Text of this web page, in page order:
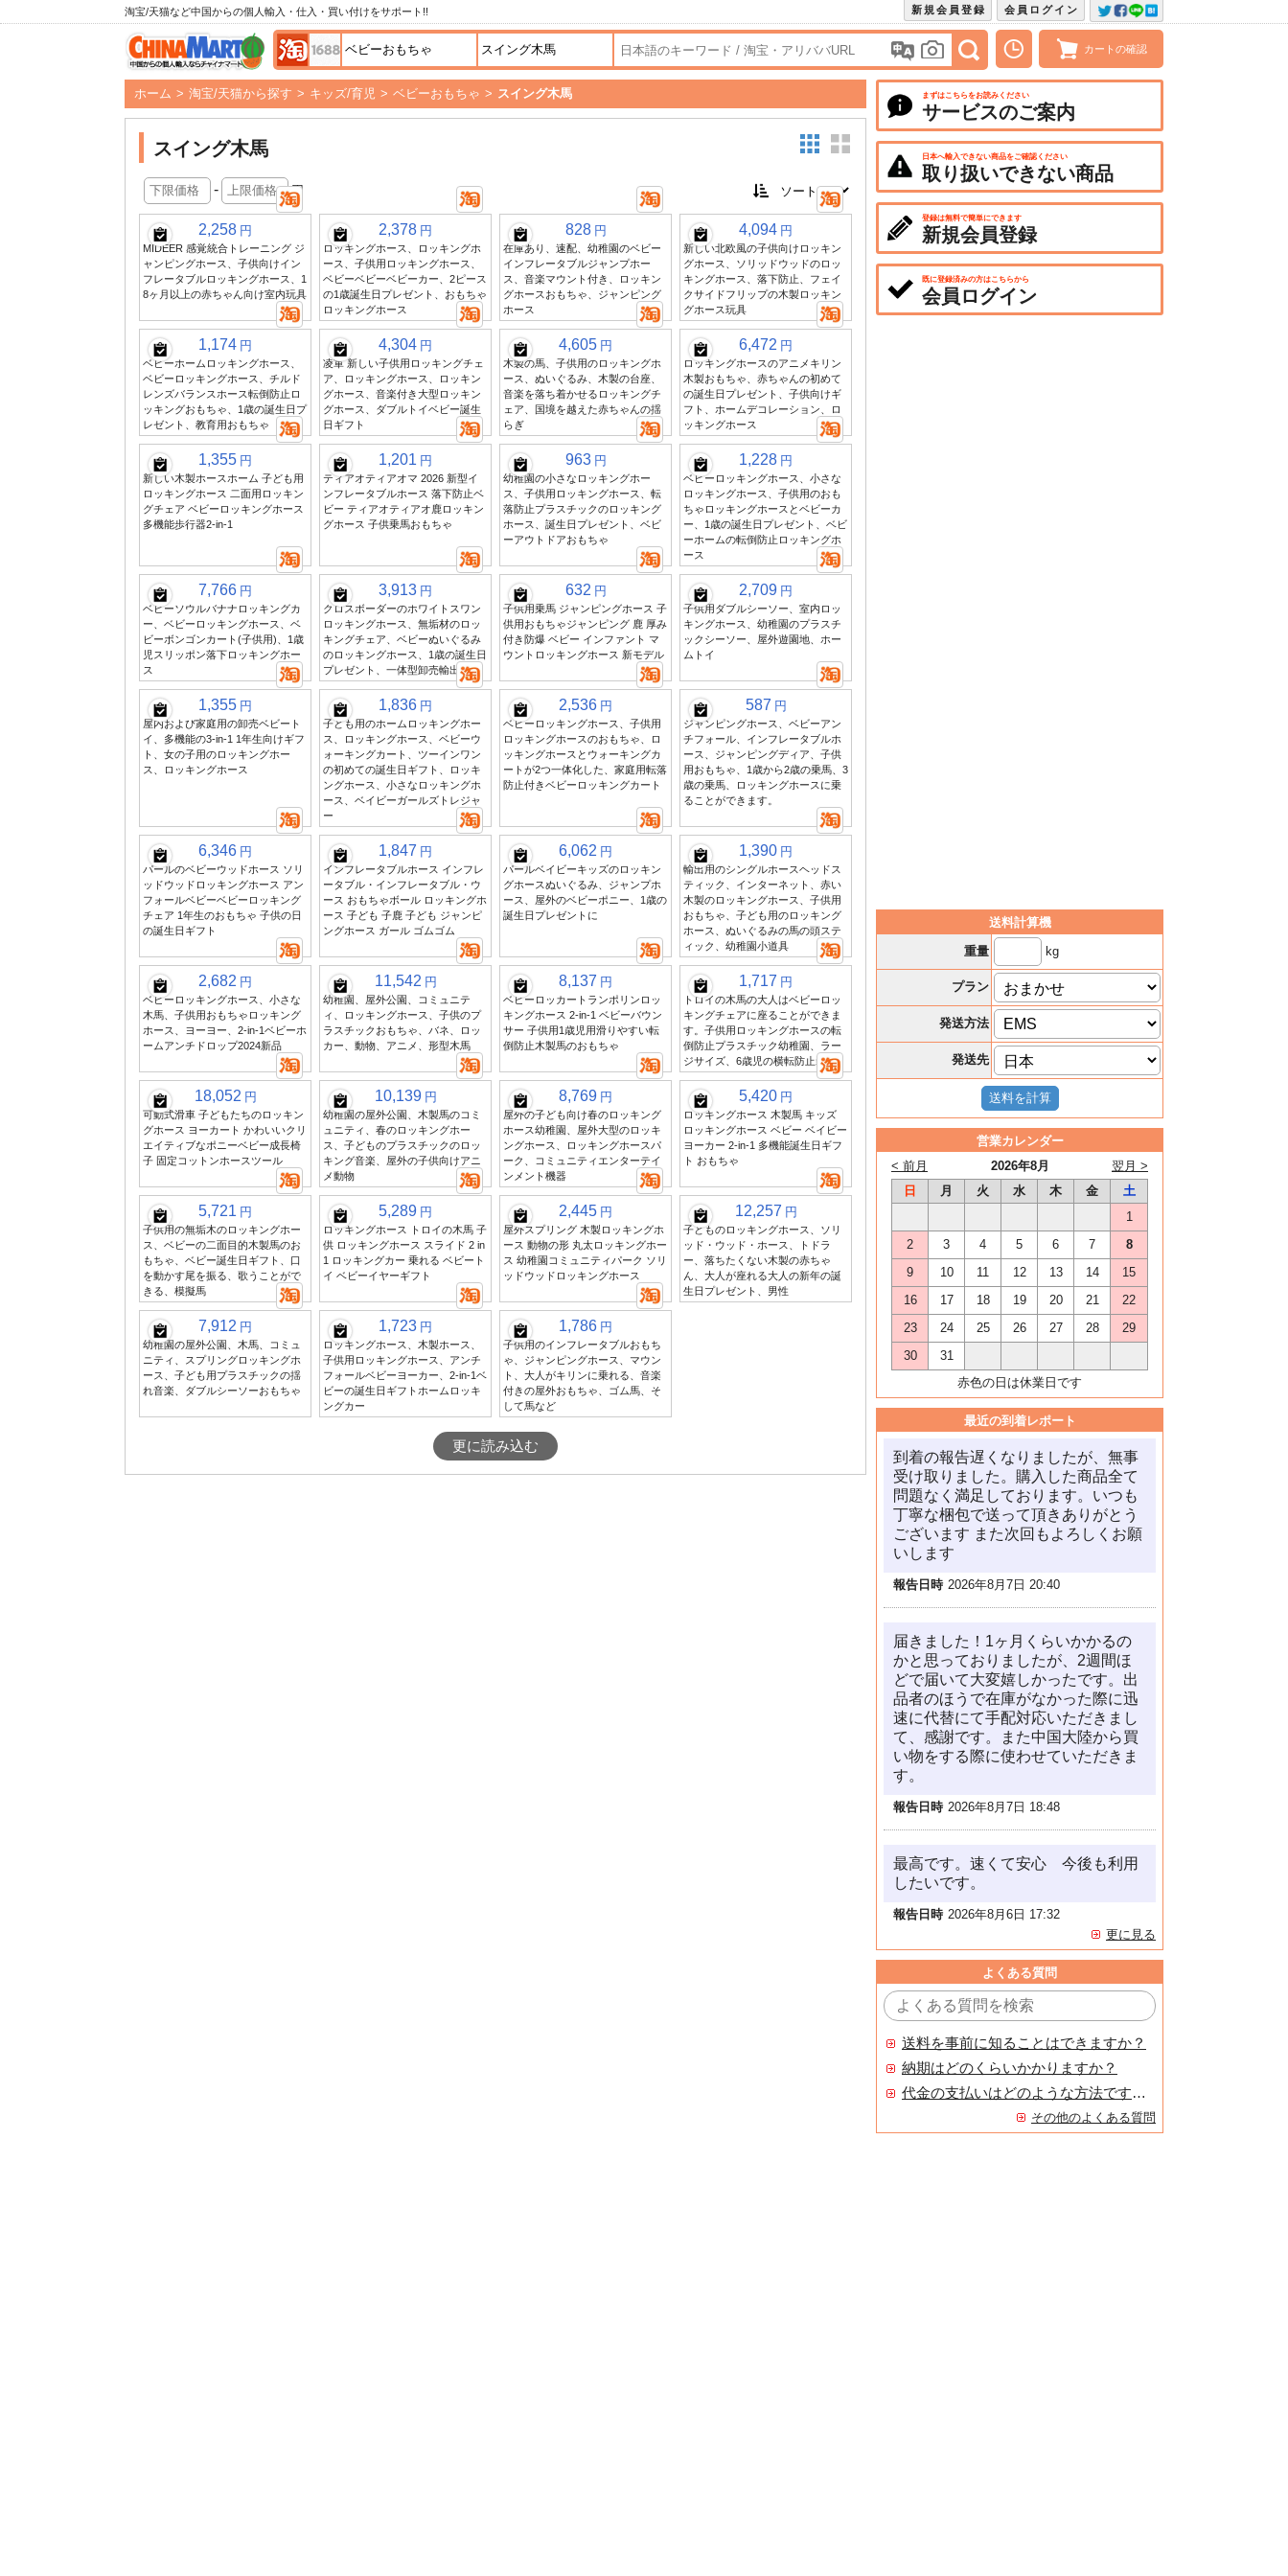
淘宝/天猫など中国からの個人輸入・仕入・買い付けをサポート!! 会員ログイン
新規会員登録
カートの確認
ホーム > 淘宝/天猫から探す > キッズ/育児 > ベビーおもちゃ > スイング木馬
スイング木馬
- 円
2,258 円
MIDEER 感覚統合トレーニング ジ
ャンピングホース、子供向けイン
フレータブルロッキングホース、1
8ヶ月以上の赤ちゃん向け室内玩具
2,378 円
ロッキングホース、ロッキングホ
ース、子供用ロッキングホース、
ベビーベビーベビーカー、2ピース
の1歳誕生日プレゼント、おもちゃ
ロッキングホース
828 円
在庫あり、速配、幼稚園のベビー
インフレータブルジャンプホー
ス、音楽マウント付き、ロッキン
グホースおもちゃ、ジャンピング
ホース
4,094 円
新しい北欧風の子供向けロッキン
グホース、ソリッドウッドのロッ
キングホース、落下防止、フェイ
クサイドフリップの木製ロッキン
グホース玩具
1,174 円
ベビーホームロッキングホース、
ベビーロッキングホース、チルド
レンズバランスホース転倒防止ロ
ッキングおもちゃ、1歳の誕生日プ
レゼント、教育用おもちゃ
4,304 円
凌軍 新しい子供用ロッキングチェ
ア、ロッキングホース、ロッキン
グホース、音楽付き大型ロッキン
グホース、ダブルトイベビー誕生
日ギフト
4,605 円
木製の馬、子供用のロッキングホ
ース、ぬいぐるみ、木製の台座、
音楽を落ち着かせるロッキングチ
ェア、国境を越えた赤ちゃんの揺
らぎ
6,472 円
ロッキングホースのアニメキリン
木製おもちゃ、赤ちゃんの初めて
の誕生日プレゼント、子供向けギ
フト、ホームデコレーション、ロ
ッキングホース
1,355 円
新しい木製ホースホーム 子ども用
ロッキングホース 二面用ロッキン
グチェア ベビーロッキングホース
多機能歩行器2-in-1
1,201 円
ティアオティアオマ 2026 新型イ
ンフレータブルホース 落下防止ベ
ビー ティアオティアオ鹿ロッキン
グホース 子供乗馬おもちゃ
963 円
幼稚園の小さなロッキングホー
ス、子供用ロッキングホース、転
落防止プラスチックのロッキング
ホース、誕生日プレゼント、ベビ
ーアウトドアおもちゃ
1,228 円
ベビーロッキングホース、小さな
ロッキングホース、子供用のおも
ちゃロッキングホースとベビーカ
ー、1歳の誕生日プレゼント、ベビ
ーホームの転倒防止ロッキングホ
ース
7,766 円
ベビーソウルバナナロッキングカ
ー、ベビーロッキングホース、ベ
ビーボンゴンカート(子供用)、1歳
児スリッポン落下ロッキングホー
ス
3,913 円
クロスボーダーのホワイトスワン
ロッキングホース、無垢材のロッ
キングチェア、ベビーぬいぐるみ
のロッキングホース、1歳の誕生日
プレゼント、一体型卸売輸出品
632 円
子供用乗馬 ジャンピングホース 子
供用おもちゃジャンピング 鹿 厚み
付き防爆 ベビー インファント マ
ウントロッキングホース 新モデル
2,709 円
子供用ダブルシーソー、室内ロッ
キングホース、幼稚園のプラスチ
ックシーソー、屋外遊園地、ホー
ムトイ
1,355 円
屋内および家庭用の卸売ベビート
イ、多機能の3-in-1 1年生向けギフ
ト、女の子用のロッキングホー
ス、ロッキングホース
1,836 円
子ども用のホームロッキングホー
ス、ロッキングホース、ベビーウ
ォーキングカート、ツーインワン
の初めての誕生日ギフト、ロッキ
ングホース、小さなロッキングホ
ース、ベイビーガールズトレジャ
ー
2,536 円
ベビーロッキングホース、子供用
ロッキングホースのおもちゃ、ロ
ッキングホースとウォーキングカ
ートが2つ一体化した、家庭用転落
防止付きベビーロッキングカート
587 円
ジャンピングホース、ベビーアン
チフォール、インフレータブルホ
ース、ジャンピングディア、子供
用おもちゃ、1歳から2歳の乗馬、3
歳の乗馬、ロッキングホースに乗
ることができます。
6,346 円
パールのベビーウッドホース ソリ
ッドウッドロッキングホース アン
フォールベビーベビーロッキング
チェア 1年生のおもちゃ 子供の日
の誕生日ギフト
1,847 円
インフレータブルホース インフレ
ータブル・インフレータブル・ウ
ース おもちゃボール ロッキングホ
ース 子ども 子鹿 子ども ジャンピ
ングホース ガール ゴムゴム
6,062 円
パールベイビーキッズのロッキン
グホースぬいぐるみ、ジャンプホ
ース、屋外のベビーポニー、1歳の
誕生日プレゼントに
1,390 円
輸出用のシングルホースヘッドス
ティック、インターネット、赤い
木製のロッキングホース、子供用
おもちゃ、子ども用のロッキング
ホース、ぬいぐるみの馬の頭ステ
ィック、幼稚園小道具
2,682 円
ベビーロッキングホース、小さな
木馬、子供用おもちゃロッキング
ホース、ヨーヨー、2-in-1ベビーホ
ームアンチドロップ2024新品
11,542 円
幼稚園、屋外公園、コミュニテ
ィ、ロッキングホース、子供のプ
ラスチックおもちゃ、バネ、ロッ
カー、動物、アニメ、形型木馬
8,137 円
ベビーロッカートランポリンロッ
キングホース 2-in-1 ベビーバウン
サー 子供用1歳児用滑りやすい転
倒防止木製馬のおもちゃ
1,717 円
トロイの木馬の大人はベビーロッ
キングチェアに座ることができま
す。子供用ロッキングホースの転
倒防止プラスチック幼稚園、ラー
ジサイズ、6歳児の横転防止装置
18,052 円
可動式滑車 子どもたちのロッキン
グホース ヨーカート かわいいクリ
エイティブなポニーベビー成長椅
子 固定コットンホースツール
10,139 円
幼稚園の屋外公園、木製馬のコミ
ュニティ、春のロッキングホー
ス、子どものプラスチックのロッ
キング音楽、屋外の子供向けアニ
メ動物
8,769 円
屋外の子ども向け春のロッキング
ホース幼稚園、屋外大型のロッキ
ングホース、ロッキングホースパ
ーク、コミュニティエンターテイ
ンメント機器
5,420 円
ロッキングホース 木製馬 キッズ
ロッキングホース ベビー ベイビー
ヨーカー 2-in-1 多機能誕生日ギフ
ト おもちゃ
5,721 円
子供用の無垢木のロッキングホー
ス、ベビーの二面目的木製馬のお
もちゃ、ベビー誕生日ギフト、口
を動かす尾を振る、歌うことがで
きる、模擬馬
5,289 円
ロッキングホース トロイの木馬 子
供 ロッキングホース スライド 2 in
1 ロッキングカー 乗れる ベビート
イ ベビーイヤーギフト
2,445 円
屋外スプリング 木製ロッキングホ
ース 動物の形 丸太ロッキングホー
ス 幼稚園コミュニティパーク ソリ
ッドウッドロッキングホース
12,257 円
子どものロッキングホース、ソリ
ッド・ウッド・ホース、トドラ
ー、落ちたくない木製の赤ちゃ
ん、大人が座れる大人の新年の誕
生日プレゼント、男性
7,912 円
幼稚園の屋外公園、木馬、コミュ
ニティ、スプリングロッキングホ
ース、子ども用プラスチックの揺
れ音楽、ダブルシーソーおもちゃ
1,723 円
ロッキングホース、木製ホース、
子供用ロッキングホース、アンチ
フォールベビーヨーカー、2-in-1ベ
ビーの誕生日ギフトホームロッキ
ングカー
1,786 円
子供用のインフレータブルおもち
ゃ、ジャンピングホース、マウン
ト、大人がキリンに乗れる、音楽
付きの屋外おもちゃ、ゴム馬、そ
して馬など
更に読み込む
まずはこちらをお読みください
サービスのご案内
日本へ輸入できない商品をご確認ください
取り扱いできない商品
登録は無料で簡単にできます
新規会員登録
既に登録済みの方はこちらから
会員ログイン
送料計算機
重量
kg
プラン
発送方法
発送先
営業カレンダー
2026年8月
< 前月
翌月 >
日
月 火 水 木 金
土
1
2
3 4 5 6 7
8
9
10 11 12 13 14
15
16
17 18 19 20 21
22
23
24 25 26 27 28
29
30
31
赤色の日は休業日です
最近の到着レポート
到着の報告遅くなりましたが、無事
受け取りました。購入した商品全て
問題なく満足しております。いつも
丁寧な梱包で送って頂きありがとう
ございます また次回もよろしくお願
いします
報告日時 2026年8月7日 20:40
届きました！1ヶ月くらいかかるの
かと思っておりましたが、2週間ほ
どで届いて大変嬉しかったです。出
品者のほうで在庫がなかった際に迅
速に代替にて手配対応いただきまし
て、感謝です。また中国大陸から買
い物をする際に使わせていただきま
す。
報告日時 2026年8月7日 18:48
最高です。速くて安心 今後も利用
したいです。
報告日時 2026年8月6日 17:32
更に見る
よくある質問
送料を事前に知ることはできますか？
納期はどのくらいかかりますか？
代金の支払いはどのような方法ですか？
その他のよくある質問